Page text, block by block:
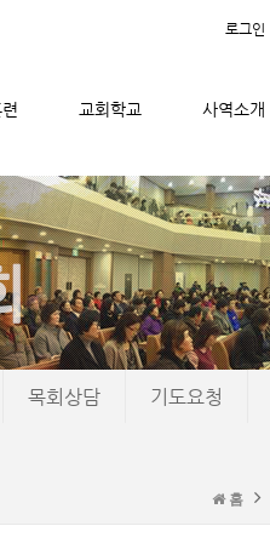
로그인
교회학교 사역소개
목회상담 기도요청
홈